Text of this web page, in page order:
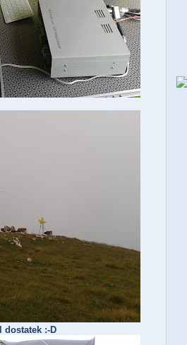
dostatek :-D